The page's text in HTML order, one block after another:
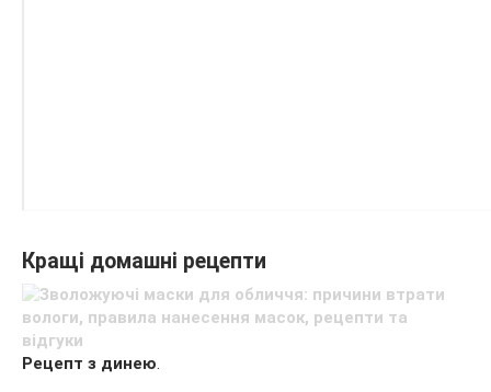
Кращі домашні рецепти
Рецепт з динею.